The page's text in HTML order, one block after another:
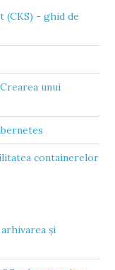
(CKS) - ghid de
unui
containerelor
și